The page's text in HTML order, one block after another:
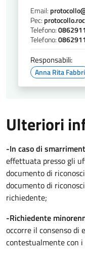
Email:
Pec:
Telefono:
Telefono:
Responsabili:
Anna Rita Fabbri
Ulteriori
-In caso di
effettuata presso gli
documento di
documento di
richiedente;
-Richiedente
occorre il consenso
contestualmente con